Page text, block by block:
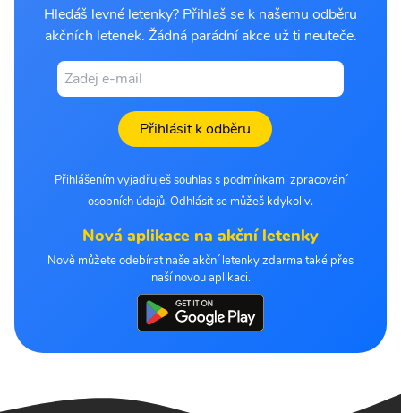
Hledáš levné letenky? Přihlaš se k našemu odběru
akčních letenek. Žádná parádní akce už ti neuteče.
Přihlásit k odběru
Přihlášením vyjadřuješ souhlas s podmínkami zpracování
osobních údajů. Odhlásit se můžeš kdykoliv.
Nová aplikace na akční letenky
Nově můžete odebírat naše akční letenky zdarma také přes
naší novou aplikaci.